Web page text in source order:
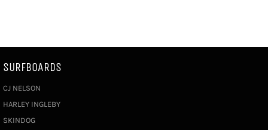
SURFBOARDS
CJ NELSON
HARLEY INGLEBY
SKINDOG